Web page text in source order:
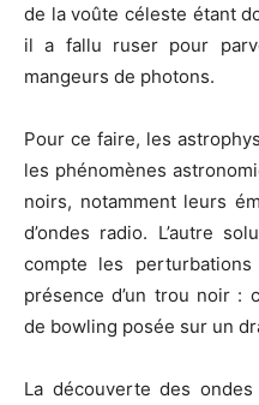
de la voûte céleste étant
il a fallu ruser pour
mangeurs de photons.
Pour ce faire, les
les phénomènes
noirs, notamment leurs
d’ondes radio. L’autre
compte les perturbations
présence d’un trou noir :
de bowling posée sur un
La découverte des